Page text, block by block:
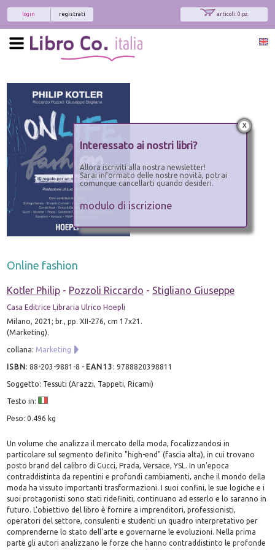
articoli: 0 pz.
registrati
login
Online fashion
Kotler Philip - Pozzoli Riccardo - Stigliano Giuseppe
Casa Editrice Libraria Ulrico Hoepli
Milano, 2021; br., pp. XII-276, cm 17x21.
(Marketing).
collana: Marketing
ISBN:88-203-9881-8 - EAN13 :9788820398811
Soggetto: Tessuti (Arazzi, Tappeti, Ricami)
Testo in:
Peso: 0.496 kg
Un volume che analizza il mercato della moda, focalizzandosi in
particolare sul segmento definito "high-end" (fascia alta), in cui trovano
posto brand del calibro di Gucci, Prada, Versace, YSL. In un'epoca
contraddistinta da repentini e profondi cambiamenti, anche il mondo della
moda ha vissuto importanti trasformazioni. I suoi confini, le sue logiche e i
suoi protagonisti sono stati ridefiniti, continuano ad esserlo e lo saranno in
futuro. L'obiettivo del libro è fornire a imprenditori, professionisti,
operatori del settore, consulenti e studenti un quadro interpretativo per
comprenderne lo stato dell'arte e governarne le evoluzioni. Nella prima
parte gli autori analizzano le forze che hanno contraddistinto le profonde
x
Interessato ai nostri libri?
Allora iscriviti alla nostra newsletter!
Sarai informato delle nostre novità, potrai
comunque cancellarti quando desideri.
modulo di iscrizione